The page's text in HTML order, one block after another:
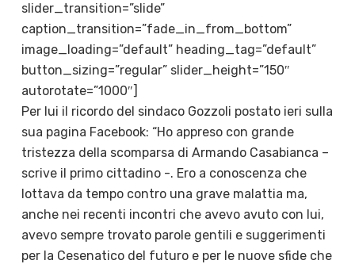
slider_transition=”slide”
caption_transition=”fade_in_from_bottom”
image_loading=”default” heading_tag=”default”
button_sizing=”regular” slider_height=”150″
autorotate=”1000″]
Per lui il ricordo del sindaco Gozzoli postato ieri sulla
sua pagina Facebook: “Ho appreso con grande
tristezza della scomparsa di Armando Casabianca –
scrive il primo cittadino -. Ero a conoscenza che
lottava da tempo contro una grave malattia ma,
anche nei recenti incontri che avevo avuto con lui,
avevo sempre trovato parole gentili e suggerimenti
per la Cesenatico del futuro e per le nuove sfide che